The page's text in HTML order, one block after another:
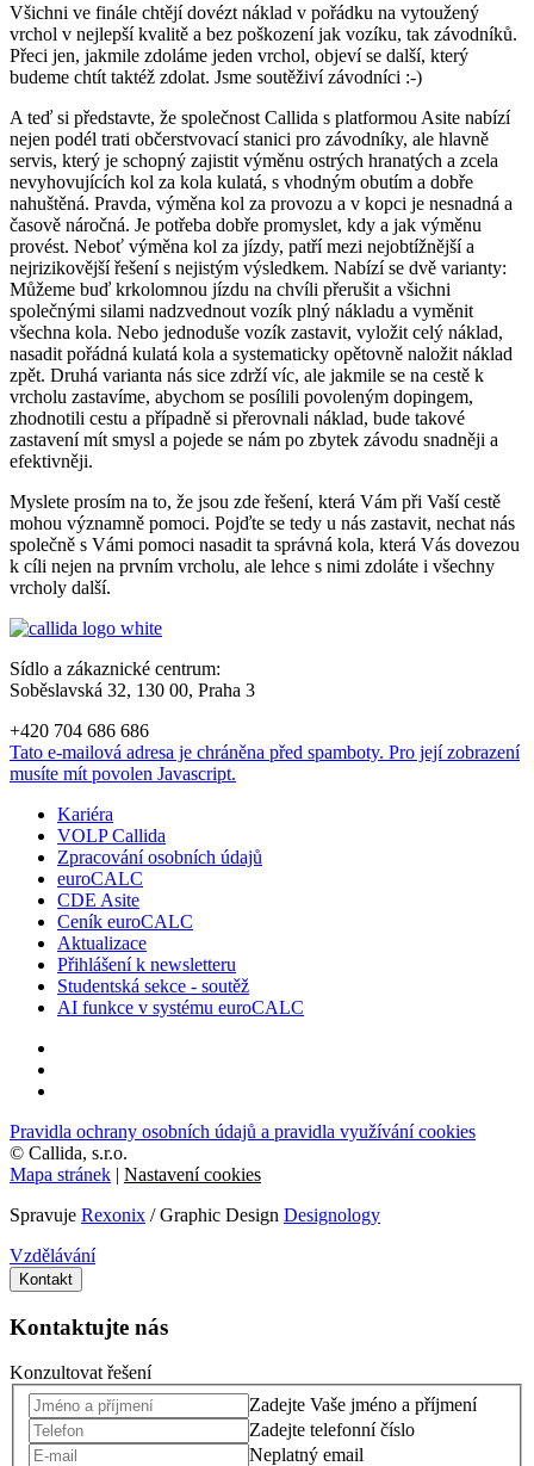
Všichni ve finále chtějí dovézt náklad v pořádku na vytoužený
vrchol v nejlepší kvalitě a bez poškození jak vozíku, tak závodníků.
Přeci jen, jakmile zdoláme jeden vrchol, objeví se další, který
budeme chtít taktéž zdolat. Jsme soutěživí závodníci :-)
A teď si představte, že společnost Callida s platformou Asite nabízí
nejen podél trati občerstvovací stanici pro závodníky, ale hlavně
servis, který je schopný zajistit výměnu ostrých hranatých a zcela
nevyhovujících kol za kola kulatá, s vhodným obutím a dobře
nahuštěná. Pravda, výměna kol za provozu a v kopci je nesnadná a
časově náročná. Je potřeba dobře promyslet, kdy a jak výměnu
provést. Neboť výměna kol za jízdy, patří mezi nejobtížnější a
nejrizikovější řešení s nejistým výsledkem. Nabízí se dvě varianty:
Můžeme buď krkolomnou jízdu na chvíli přerušit a všichni
společnými silami nadzvednout vozík plný nákladu a vyměnit
všechna kola. Nebo jednoduše vozík zastavit, vyložit celý náklad,
nasadit pořádná kulatá kola a systematicky opětovně naložit náklad
zpět. Druhá varianta nás sice zdrží víc, ale jakmile se na cestě k
vrcholu zastavíme, abychom se posílili povoleným dopingem,
zhodnotili cestu a případně si přerovnali náklad, bude takové
zastavení mít smysl a pojede se nám po zbytek závodu snadněji a
efektivněji.
Myslete prosím na to, že jsou zde řešení, která Vám při Vaší cestě
mohou významně pomoci. Pojďte se tedy u nás zastavit, nechat nás
společně s Vámi pomoci nasadit ta správná kola, která Vás dovezou
k cíli nejen na prvním vrcholu, ale lehce s nimi zdoláte i všechny
vrcholy další.
Sídlo a zákaznické centrum:
Soběslavská 32, 130 00, Praha 3
+420 704 686 686
Tato e-mailová adresa je chráněna před spamboty. Pro její zobrazení
musíte mít povolen Javascript.
Kariéra
VOLP Callida
Zpracování osobních údajů
euroCALC
CDE Asite
Ceník euroCALC
Aktualizace
Přihlášení k newsletteru
Studentská sekce - soutěž
AI funkce v systému euroCALC
Pravidla ochrany osobních údajů a pravidla využívání cookies
© Callida, s.r.o.
Mapa stránek | Nastavení cookies
Spravuje Rexonix / Graphic Design Designology
Vzdělávání
Kontakt
Kontaktujte nás
Konzultovat řešení
Zadejte Vaše jméno a příjmení
Zadejte telefonní číslo
Neplatný email